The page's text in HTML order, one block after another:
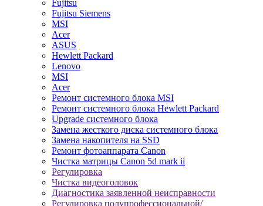
Fujitsu
Fujitsu Siemens
MSI
Acer
ASUS
Hewlett Packard
Lenovo
MSI
Acer
Ремонт системного блока MSI
Ремонт системного блока Hewlett Packard
Upgrade системного блока
Замена жесткого диска системного блока
Замена накопителя на SSD
Ремонт фотоаппарата Canon
Чистка матрицы Canon 5d mark ii
Регулировка
Чистка видеоголовок
Диагностика заявленной неисправности
Регулировка полупрофессиональной/